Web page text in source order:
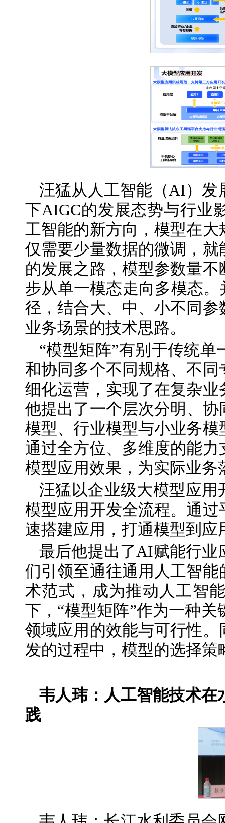
汪猛从人工智能（AI）发
下AIGC的发展态势与行业
工智能的新方向，模型在
仅需要少量数据的微调，
的发展之路，模型参数量
步从单一模态走向多模态
径，结合大、中、小不同
业务场景的技术思路。
“模型矩阵”有别于传统
和协同多个不同规格、不
细化运营，实现了在复杂
他提出了一个层次分明、
模型、行业模型与小业务
通过全方位、多维度的能
模型应用效果，为实际业
汪猛以企业级大模型应用
模型应用开发全流程。通
速搭建应用，打通模型到应
最后他提出了AI赋能行业
们引领至通往通用人工智
术范式，成为推动人工智
下，“模型矩阵”作为一种
领域应用的效能与可行性
发的过程中，模型的选择
韦人玮：人工智能技术
践